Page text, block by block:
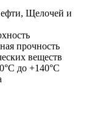
Щелочей и
прочность
веществ
до +140°С